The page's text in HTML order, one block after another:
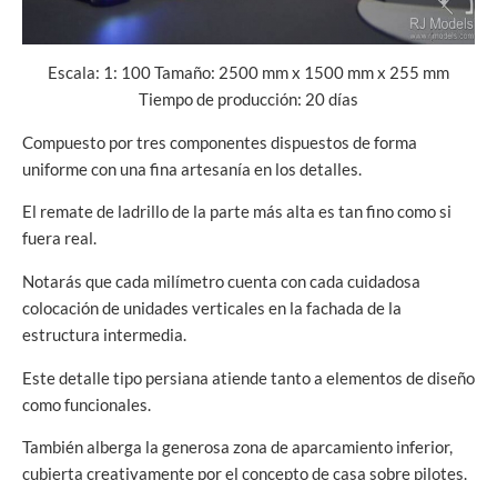
Escala: 1: 100 Tamaño: 2500 mm x 1500 mm x 255 mm
Tiempo de producción: 20 días
Compuesto por tres componentes dispuestos de forma
uniforme con una fina artesanía en los detalles.
El remate de ladrillo de la parte más alta es tan fino como si
fuera real.
Notarás que cada milímetro cuenta con cada cuidadosa
colocación de unidades verticales en la fachada de la
estructura intermedia.
Este detalle tipo persiana atiende tanto a elementos de diseño
como funcionales.
También alberga la generosa zona de aparcamiento inferior,
cubierta creativamente por el concepto de casa sobre pilotes.